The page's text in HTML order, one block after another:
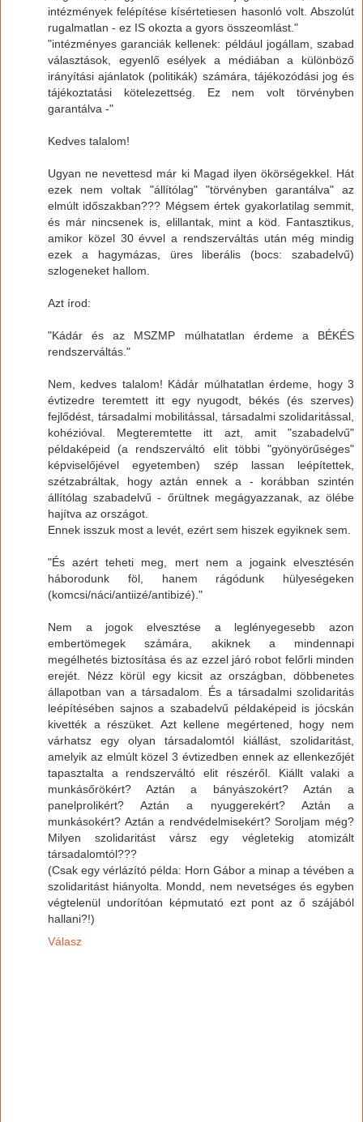
intézmények felépítése kísértetiesen hasonló volt. Abszolút
rugalmatlan - ez IS okozta a gyors összeomlást."
"intézményes garanciák kellenek: például jogállam, szabad
választások, egyenlő esélyek a médiában a különböző
irányítási ajánlatok (politikák) számára, tájékozódási jog és
tájékoztatási kötelezettség. Ez nem volt törvényben
garantálva -"
Kedves talalom!
Ugyan ne nevettesd már ki Magad ilyen ökörségekkel. Hát
ezek nem voltak "állítólag" "törvényben garantálva" az
elmúlt időszakban??? Mégsem értek gyakorlatilag semmit,
és már nincsenek is, elillantak, mint a köd. Fantasztikus,
amikor közel 30 évvel a rendszerváltás után még mindig
ezek a hagymázas, üres liberális (bocs: szabadelvű)
szlogeneket hallom.
Azt írod:
"Kádár és az MSZMP múlhatatlan érdeme a BÉKÉS
rendszerváltás."
Nem, kedves talalom! Kádár múlhatatlan érdeme, hogy 3
évtizedre teremtett itt egy nyugodt, békés (és szerves)
fejlődést, társadalmi mobilitással, társadalmi szolidaritással,
kohézióval. Megteremtette itt azt, amit "szabadelvű"
példaképeid (a rendszerváltó elit többi "gyönyörűséges"
képviselőjével egyetemben) szép lassan leépítettek,
szétzabráltak, hogy aztán ennek a - korábban szintén
állítólag szabadelvű - őrültnek megágyazzanak, az ölébe
hajítva az országot.
Ennek isszuk most a levét, ezért sem hiszek egyiknek sem.
"És azért teheti meg, mert nem a jogaink elvesztésén
háborodunk föl, hanem rágódunk hülyeségeken
(komcsi/náci/antiizé/antibizé)."
Nem a jogok elvesztése a leglényegesebb azon
embertömegek számára, akiknek a mindennapi
megélhetés biztosítása és az ezzel járó robot felőrli minden
erejét. Nézz körül egy kicsit az országban, döbbenetes
állapotban van a társadalom. És a társadalmi szolidaritás
leépítésében sajnos a szabadelvű példaképeid is jócskán
kivették a részüket. Azt kellene megértened, hogy nem
várhatsz egy olyan társadalomtól kiállást, szolidaritást,
amelyik az elmúlt közel 3 évtizedben ennek az ellenkezőjét
tapasztalta a rendszerváltó elit részéről. Kiállt valaki a
munkásőrökért? Aztán a bányászokért? Aztán a
panelprolikért? Aztán a nyuggerekért? Aztán a
munkásokért? Aztán a rendvédelmisekért? Soroljam még?
Milyen szolidaritást vársz egy végletekig atomizált
társadalomtól???
(Csak egy vérlázító példa: Horn Gábor a minap a tévében a
szolidaritást hiányolta. Mondd, nem nevetséges és egyben
végtelenül undorítóan képmutató ezt pont az ő szájából
hallani?!)
Válasz